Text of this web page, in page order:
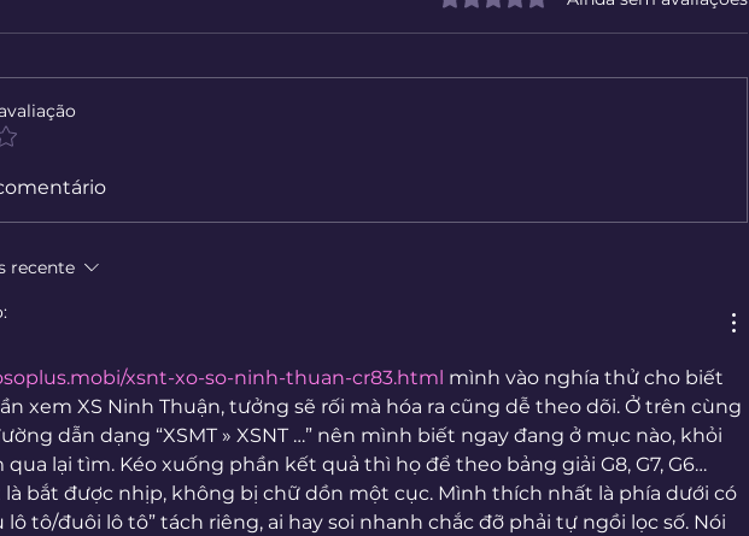
De Reparo
recente
xsnt-xo-so-ninh-thuan-cr83.html mình vào nghía thử cho biết
xem XS Ninh Thuận, tưởng sẽ rối mà hóa ra cũng dễ theo dõi. Ở trên cùng
dẫn dạng “XSMT » XSNT …” nên mình biết ngay đang ở mục nào, khỏi
qua lại tìm. Kéo xuống phần kết quả thì họ để theo bảng giải G8, G7, G6…
bắt được nhịp, không bị chữ dồn một cục. Mình thích nhất là phía dưới có
lô tô/đuôi lô tô” tách riêng, ai hay soi nhanh chắc đỡ phải tự ngồi lọc số. Nói